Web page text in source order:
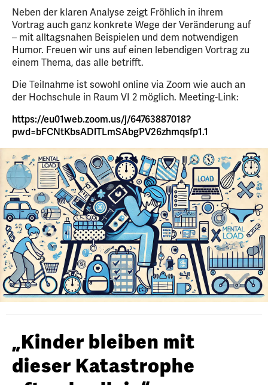
Neben der klaren Analyse zeigt Fröhlich in ihrem
Vortrag auch ganz konkrete Wege der Veränderung auf
– mit alltagsnahen Beispielen und dem notwendigen
Humor. Freuen wir uns auf einen lebendigen Vortrag zu
einem Thema, das alle betrifft.
Die Teilnahme ist sowohl online via Zoom wie auch an
der Hochschule in Raum VI 2 möglich. Meeting-Link:
https://eu01web.zoom.us/j/64763887018?
pwd=bFCNtKbsADlTLmSAbgPV26zhmqsfp1.1
„Kinder bleiben mit
dieser Katastrophe